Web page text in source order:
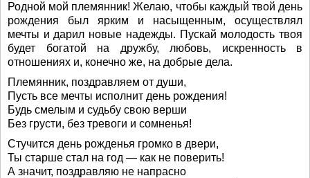
Родной мой племянник! Желаю, чтобы каждый твой день
рождения был ярким и насыщенным, осуществлял
мечты и дарил новые надежды. Пускай молодость твоя
будет богатой на дружбу, любовь, искренность в
отношениях и, конечно же, на добрые дела.
Племянник, поздравляем от души,
Пусть все мечты исполнит день рождения!
Будь смелым и судьбу свою верши
Без грусти, без тревоги и сомненья!
Стучится день рожденья громко в двери,
Ты старше стал на год — как не поверить!
А значит, поздравляю не напрасно